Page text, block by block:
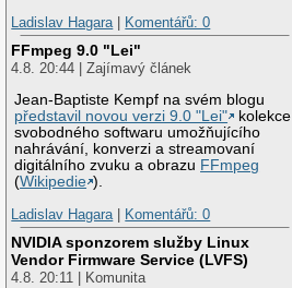
Ladislav Hagara
Komentářů: 0
FFmpeg 9.0 "Lei"
4.8. 20:44 | Zajímavý článek
Jean-Baptiste Kempf na svém blogu
představil novou verzi 9.0 "Lei"
kolekce
svobodného softwaru umožňujícího
nahrávání, konverzi a streamovaní
digitálního zvuku a obrazu FFmpeg
(Wikipedie ).
Ladislav Hagara
Komentářů: 0
NVIDIA sponzorem služby Linux
Vendor Firmware Service (LVFS)
4.8. 20:11 | Komunita